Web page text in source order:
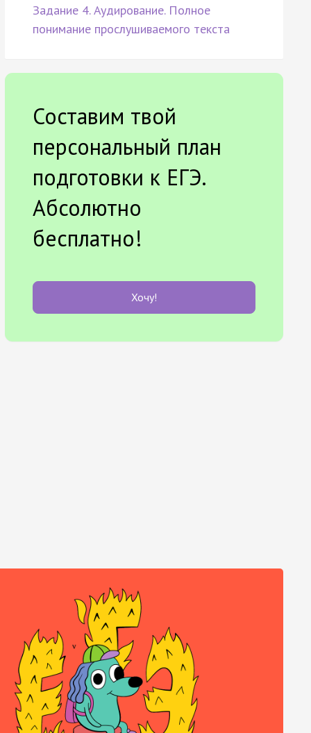
Задание 4. Аудирование. Полное
понимание прослушиваемого текста
Составим твой
персональный план
подготовки к ЕГЭ.
Абсолютно
бесплатно!
Хочу!